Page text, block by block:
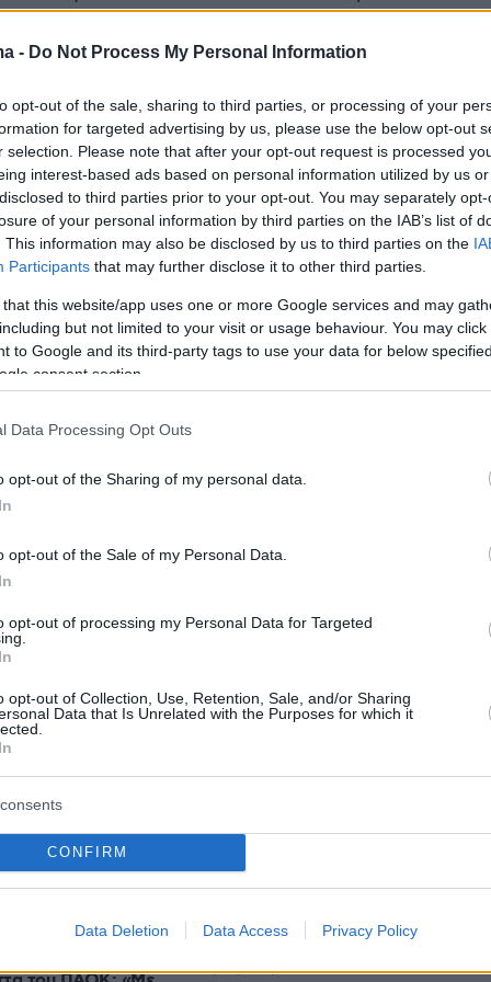
- Do Not Process My Personal Information
opt-out of the sale, sharing to third parties, or processing of your
for targeted advertising by us, please use the below opt-out
selection. Please note that after your opt-out request is processed
interest-based ads based on personal information utilized by us
to third parties prior to your opt-out. You may separately
of your personal information by third parties on the IAB’s list of
This information may also be disclosed by us to third parties on the
Participants that may further disclose it to other third parties.
that this website/app uses one or more Google services and may
but not limited to your visit or usage behaviour. You may
to Google and its third-party tags to use your data for below
consent section.
Data Processing Opt Outs
opt-out of the Sharing of my personal data.
opt-out of the Sale of my Personal Data.
opt-out of processing my Personal Data for Targeted
opt-out of Collection, Use, Retention, Sale, and/or Sharing
Data that Is Unrelated with the Purposes for which it
CONFIRM
Data Deletion Data Access Privacy Policy
τόνισε.
protothema.gr στο Google News
και μάθετε πρώτοι
Ειδήσεις
από την Ελλάδα και τον Κόσμο, τη
στο Protothema.gr
το Ιράν, «δεν νομίζω ότι μπορούν
Διακοπές στη Σίκινο
πριν μία ώρα